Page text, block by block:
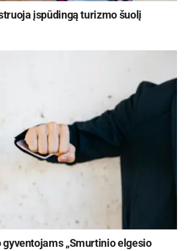
įspūdingą turizmo šuolį
„Smurtinio elgesio